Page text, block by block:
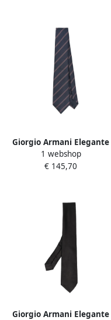
Giorgio Armani Elegante
Zijden Stropdas voor
Mannen Blue Heren
1 webshop
€ 145,70
Giorgio Armani Elegante